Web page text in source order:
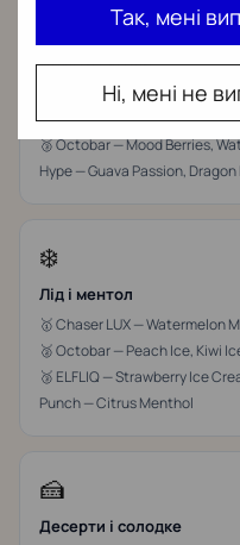
Так, мені
Ні, мені не
Фрукти і ягоди
🥇 Chaser LUX — Mango Ice,
🥈 ELFLIQ — Watermelon, Kiwi
🥉 Octobar — Mood Berries,
Hype — Guava Passion,
❄️
Лід і ментол
🥇 Chaser LUX — Watermelon
🥈 Octobar — Peach Ice, Kiwi
🥉 ELFLIQ — Strawberry Ice
Punch — Citrus Menthol
🍰
Десерти і солодке